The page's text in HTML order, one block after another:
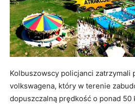
Kolbuszowscy policjanci zatrzymali
volkswagena, który w terenie
dopuszczalną prędkość o ponad 50